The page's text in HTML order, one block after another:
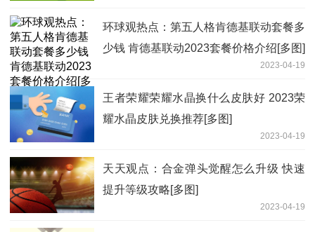
环球观热点：第五人格肯德基联动套餐多
少钱 肯德基联动2023套餐价格介绍[多图]
2023-04-19
王者荣耀荣耀水晶换什么皮肤好 2023荣
耀水晶皮肤兑换推荐[多图]
2023-04-19
天天观点：合金弹头觉醒怎么升级 快速
提升等级攻略[多图]
2023-04-19